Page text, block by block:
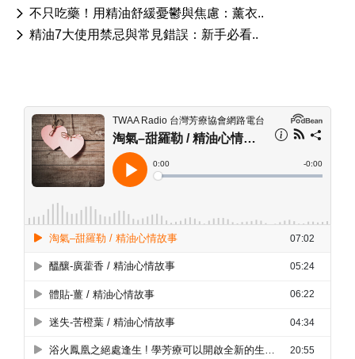
不只吃藥！用精油舒緩憂鬱與焦慮：薰衣..
精油7大使用禁忌與常見錯誤：新手必看..